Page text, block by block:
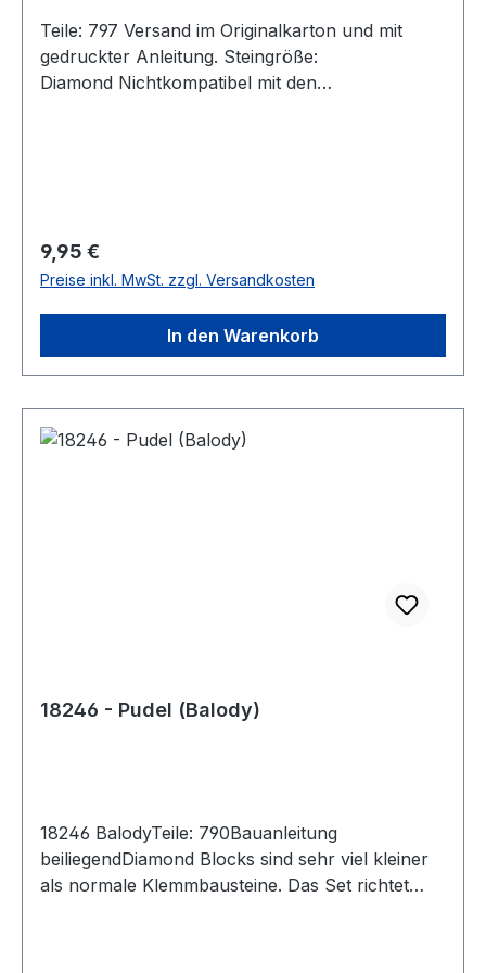
Teile: 797 Versand im Originalkarton und mit
gedruckter Anleitung. Steingröße:
Diamond Nichtkompatibel mit den
; SHANTOU LIANGAO TOY INDUSTRY CO.,
LTD.Laoxi di,Toufen，next to the precinct of
Rongnan road,Toufen Village,Fengxiang
street, 1Guangdong province,Chenghai
district,Shantou
city, China, 999993951705764@qq.com
Regulärer Preis:
9,95 €
Preise inkl. MwSt. zzgl. Versandkosten
In den Warenkorb
18246 - Pudel (Balody)
18246 BalodyTeile: 790Bauanleitung
beiliegendDiamond Blocks sind sehr viel kleiner
als normale Klemmbausteine. Das Set richtet